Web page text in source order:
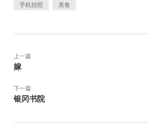
手机拍照 美食
上一篇
嫁
下一篇
银冈书院